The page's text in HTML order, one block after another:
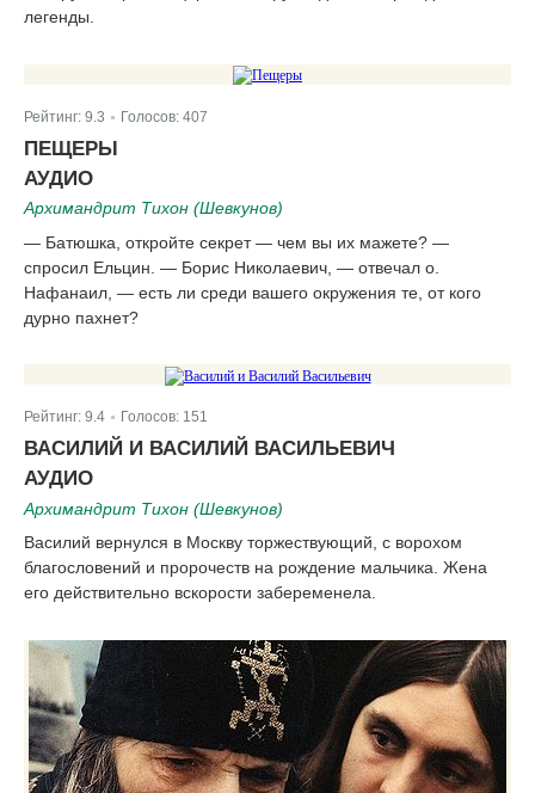
легенды.
Рейтинг: 9.3 Голосов: 407
ПЕЩЕРЫ
АУДИО
Архимандрит Тихон (Шевкунов)
— Батюшка, откройте секрет — чем вы их мажете? —
спросил Ельцин. — Борис Николаевич, — отвечал о.
Нафанаил, — есть ли среди вашего окружения те, от кого
дурно пахнет?
Рейтинг: 9.4 Голосов: 151
ВАСИЛИЙ И ВАСИЛИЙ ВАСИЛЬЕВИЧ
АУДИО
Архимандрит Тихон (Шевкунов)
Василий вернулся в Москву торжествующий, с ворохом
благословений и пророчеств на рождение мальчика. Жена
его действительно вскорости забеременела.